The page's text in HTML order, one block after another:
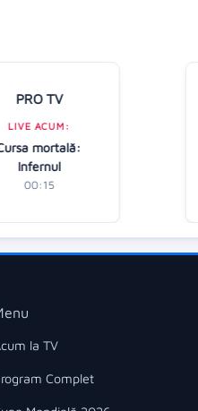
PRO TV
LIVE ACUM:
mortală:
Infernul
00:15
la TV
Complet